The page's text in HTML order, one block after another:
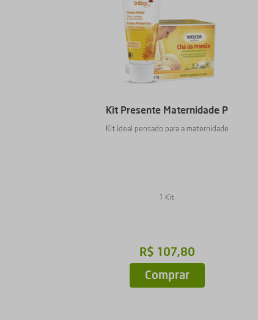
Kit Presente Maternidade P
Kit ideal pensado para a maternidade
1 Kit
R$ 107,80
Comprar